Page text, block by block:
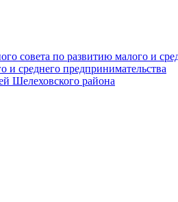
совета по развитию малого и
и среднего предпринимательства
Шелеховского района